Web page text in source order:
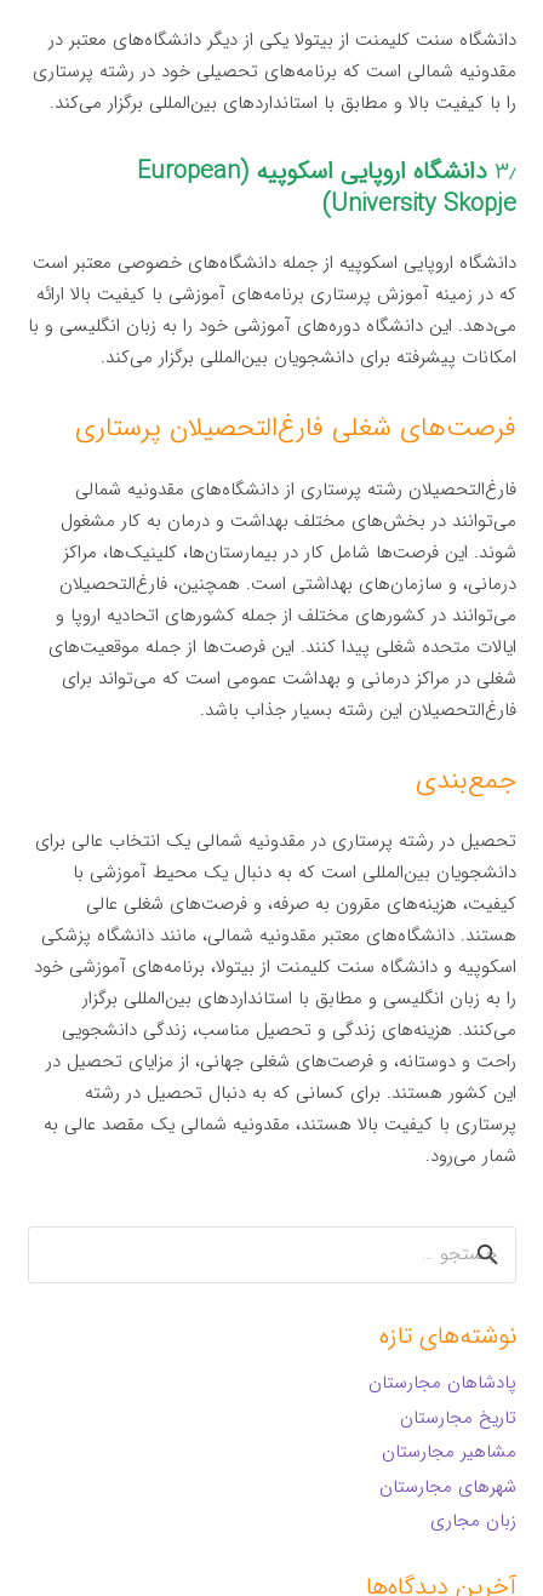
دانشگاه سنت کلیمنت از بیتولا یکی از دیگر دانشگاه‌های معتبر در
مقدونیه شمالی است که برنامه‌های تحصیلی خود در رشته پرستاری
را با کیفیت بالا و مطابق با استانداردهای بین‌المللی برگزار می‌کند.
۳٫
دانشگاه اروپایی اسکوپیه (European
University Skopje)
دانشگاه اروپایی اسکوپیه از جمله دانشگاه‌های خصوصی معتبر است
که در زمینه آموزش پرستاری برنامه‌های آموزشی با کیفیت بالا ارائه
می‌دهد. این دانشگاه دوره‌های آموزشی خود را به زبان انگلیسی و با
امکانات پیشرفته برای دانشجویان بین‌المللی برگزار می‌کند.
فرصت‌های شغلی فارغ‌التحصیلان پرستاری
فارغ‌التحصیلان رشته پرستاری از دانشگاه‌های مقدونیه شمالی
می‌توانند در بخش‌های مختلف بهداشت و درمان به کار مشغول
شوند. این فرصت‌ها شامل کار در بیمارستان‌ها، کلینیک‌ها، مراکز
درمانی، و سازمان‌های بهداشتی است. همچنین، فارغ‌التحصیلان
می‌توانند در کشورهای مختلف از جمله کشورهای اتحادیه اروپا و
ایالات متحده شغلی پیدا کنند. این فرصت‌ها از جمله موقعیت‌های
شغلی در مراکز درمانی و بهداشت عمومی است که می‌تواند برای
فارغ‌التحصیلان این رشته بسیار جذاب باشد.
جمع‌بندی
تحصیل در رشته پرستاری در مقدونیه شمالی یک انتخاب عالی برای
دانشجویان بین‌المللی است که به دنبال یک محیط آموزشی با
کیفیت، هزینه‌های مقرون به صرفه، و فرصت‌های شغلی عالی
هستند. دانشگاه‌های معتبر مقدونیه شمالی، مانند دانشگاه پزشکی
اسکوپیه و دانشگاه سنت کلیمنت از بیتولا، برنامه‌های آموزشی خود
را به زبان انگلیسی و مطابق با استانداردهای بین‌المللی برگزار
می‌کنند. هزینه‌های زندگی و تحصیل مناسب، زندگی دانشجویی
راحت و دوستانه، و فرصت‌های شغلی جهانی، از مزایای تحصیل در
این کشور هستند. برای کسانی که به دنبال تحصیل در رشته
پرستاری با کیفیت بالا هستند، مقدونیه شمالی یک مقصد عالی به
شمار می‌رود.
جستجو
برای:
نوشته‌های تازه
پادشاهان مجارستان
تاریخ مجارستان
مشاهیر مجارستان
شهرهای مجارستان
زبان مجاری
آخرین دیدگاه‌ها